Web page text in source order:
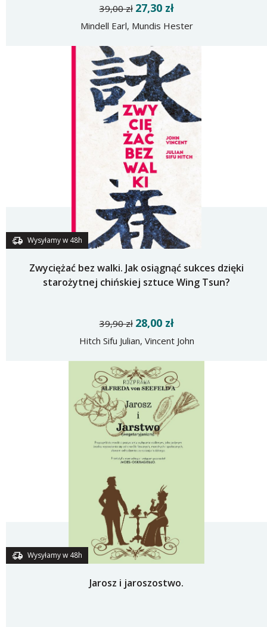
39,00 zł 27,30 zł
Mindell Earl, Mundis Hester
Wysyłamy w 48h
Zwyciężać bez walki. Jak osiągnąć sukces dzięki
starożytnej chińskiej sztuce Wing Tsun?
39,90 zł 28,00 zł
Hitch Sifu Julian, Vincent John
Wysyłamy w 48h
Jarosz i jaroszostwo.